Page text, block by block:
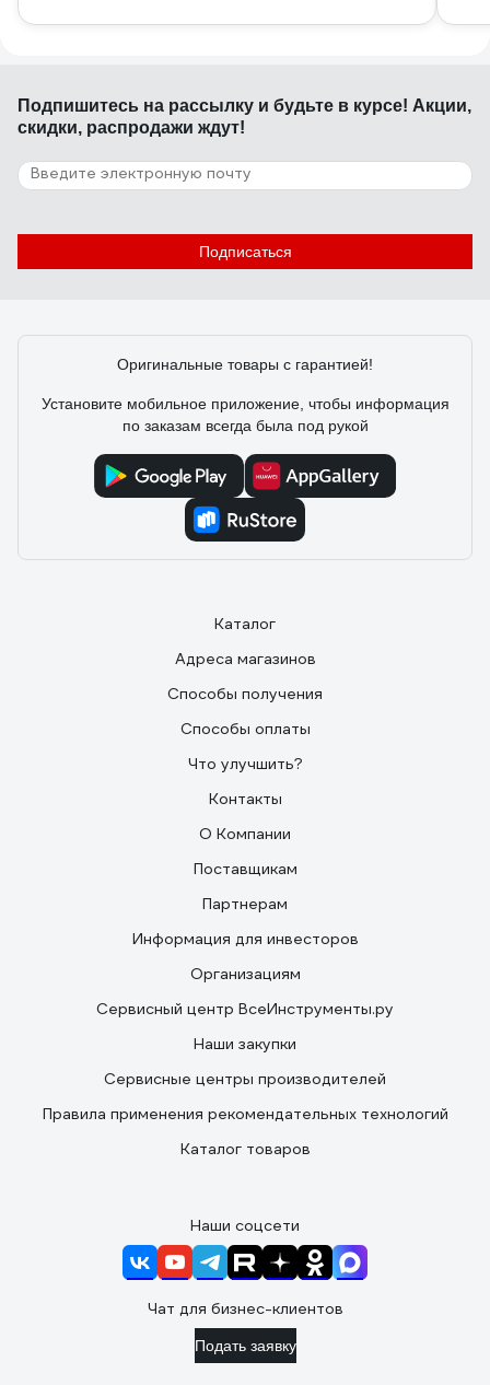
Подпишитесь на рассылку и будьте в курсе! Акции,
скидки, распродажи ждут!
Подписаться
Оригинальные товары с гарантией!
Установите мобильное приложение, чтобы информация
по заказам всегда была под рукой
Каталог
Адреса магазинов
Способы получения
Способы оплаты
Что улучшить?
Контакты
О Компании
Поставщикам
Партнерам
Информация для инвесторов
Организациям
Сервисный центр ВсеИнструменты.ру
Наши закупки
Сервисные центры производителей
Правила применения рекомендательных технологий
Каталог товаров
Наши соцсети
Чат для бизнес-клиентов
Подать заявку